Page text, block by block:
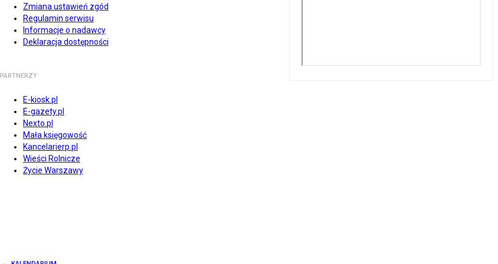
Zmiana ustawień zgód
Regulamin serwisu
Informacje o nadawcy
Deklaracja dostępności
PARTNERZY
E-kiosk.pl
E-gazety.pl
Nexto.pl
Mała księgowość
Kancelarierp.pl
Wieści Rolnicze
Życie Warszawy